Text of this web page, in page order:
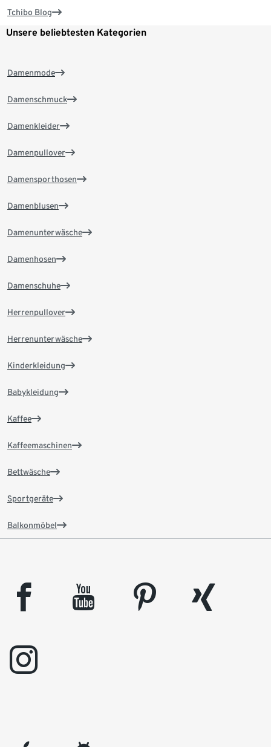
Tchibo Blog
Unsere beliebtesten Kategorien
Damenmode
Damenschmuck
Damenkleider
Damenpullover
Damensporthosen
Damenblusen
Damenunterwäsche
Damenhosen
Damenschuhe
Herrenpullover
Herrenunterwäsche
Kinderkleidung
Babykleidung
Kaffee
Kaffeemaschinen
Bettwäsche
Sportgeräte
Balkonmöbel
facebook youtube pinterest
xing
instagram